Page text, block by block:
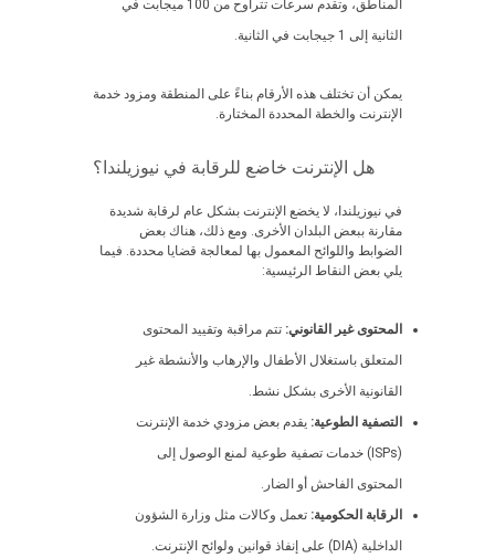
المناطق، وتقدم سرعات تتراوح من 100 ميجابت في
الثانية إلى 1 جيجابت في الثانية.
يمكن أن تختلف هذه الأرقام بناءً على المنطقة ومزود خدمة
الإنترنت والخطة المحددة المختارة.
هل الإنترنت خاضع للرقابة في نيوزيلندا؟
في نيوزيلندا، لا يخضع الإنترنت بشكل عام لرقابة شديدة
مقارنة ببعض البلدان الأخرى. ومع ذلك، هناك بعض
الضوابط واللوائح المعمول بها لمعالجة قضايا محددة. فيما
يلي بعض النقاط الرئيسية:
المحتوى غير القانوني: تتم مراقبة وتقييد المحتوى
المتعلق باستغلال الأطفال والإرهاب والأنشطة غير
القانونية الأخرى بشكل نشط.
التصفية الطوعية: يقدم بعض مزودي خدمة الإنترنت
(ISPs) خدمات تصفية طوعية لمنع الوصول إلى
المحتوى الفاحش أو الضار.
الرقابة الحكومية: تعمل وكالات مثل وزارة الشؤون
الداخلية (DIA) على إنفاذ قوانين ولوائح الإنترنت.